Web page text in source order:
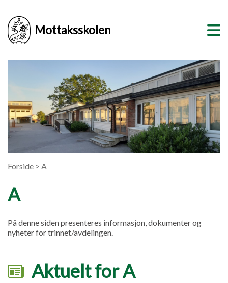
Mottaksskolen
Forside > A
A
På denne siden presenteres informasjon, dokumenter og
nyheter for trinnet/avdelingen.
Aktuelt for A